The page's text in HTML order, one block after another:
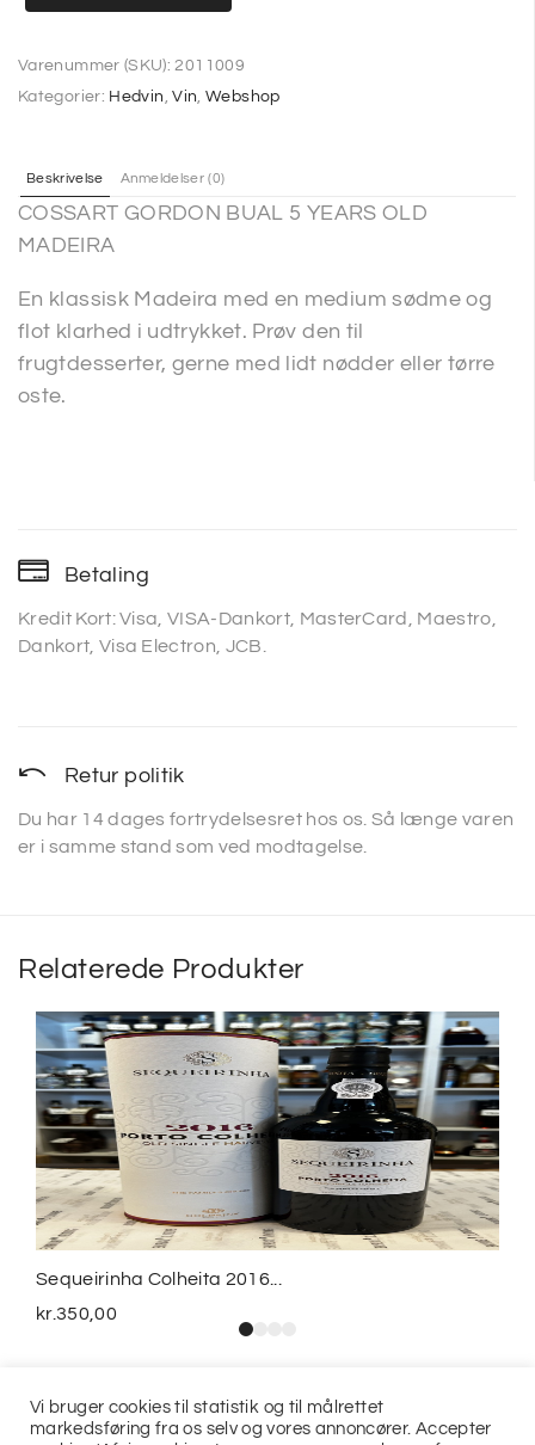
Varenummer (SKU):2011009
Kategorier: Hedvin ,Vin,Webshop
Beskrivelse Anmeldelser (0)
COSSART GORDON BUAL 5 YEARS OLD
MADEIRA
En klassisk Madeira med en medium sødme og
flot klarhed i udtrykket. Prøv den til
frugtdesserter, gerne med lidt nødder eller tørre
oste.
Betaling
Kredit Kort: Visa, VISA-Dankort, MasterCard, Maestro,
Dankort, Visa Electron, JCB.
Retur politik
Du har 14 dages fortrydelsesret hos os. Så længe varen
er i samme stand som ved modtagelse.
Relaterede Produkter
Sequeirinha Colheita 2016...
kr.350,00
Vi bruger cookies til statistik og til målrettet
markedsføring fra os selv og vores annoncører. Accepter